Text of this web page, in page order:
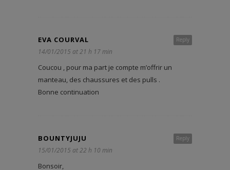
Reply
EVA COURVAL
14/01/2015 at 21 h 17 min
Coucou , pour ma part je compte m’offrir un
manteau, des chaussures et des pulls .
Bonne continuation
Reply
BOUNTYJUJU
15/01/2015 at 22 h 10 min
Bonsoir,